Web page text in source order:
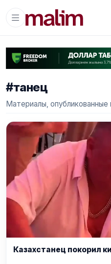
#танец
Материалы, опубликованные
Казахстанец покорил